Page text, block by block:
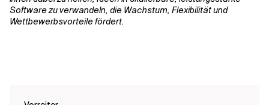
Software zu verwandeln, die Wachstum, Flexibilität und
Wettbewerbsvorteile fördert.